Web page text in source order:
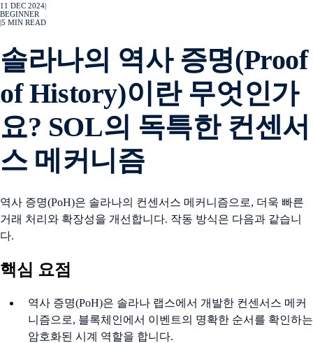
11 DEC 2024|
BEGINNER
|5 MIN READ
솔라나의 역사 증명(Proof
of History)이란 무엇인가
요? SOL의 독특한 컨센서
스 메커니즘
역사 증명(PoH)은 솔라나의 컨센서스 메커니즘으로, 더욱 빠른
거래 처리와 확장성을 개선합니다. 작동 방식은 다음과 같습니
다.
핵심 요점
역사 증명(PoH)은 솔라나 랩스에서 개발한 컨센서스 메커
니즘으로, 블록체인에서 이벤트의 명확한 순서를 확인하는
암호화된 시계 역할을 합니다.